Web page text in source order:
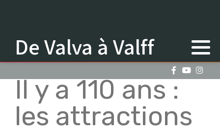
De Valva à Valff
Il y a 110 ans :
les attractions